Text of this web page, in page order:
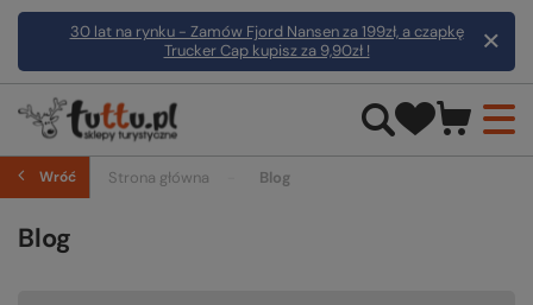
30 lat na rynku - Zamów Fjord Nansen za 199zł, a czapkę
Trucker Cap kupisz za 9,90zł !
Wróć Strona główna Blog
Blog